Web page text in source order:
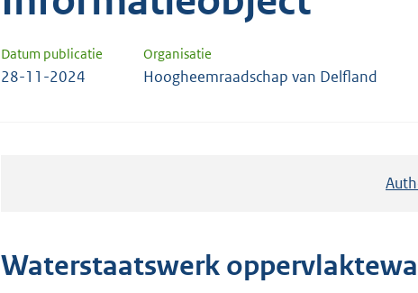
Datum publicatie Organisatie
28-11-2024 Hoogheemraadschap van Delfland
Waterstaatswerk